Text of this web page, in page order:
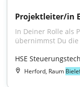
Projektleiter/in
In Deiner Rolle als
übernimmst Du
HSE
Herford, Raum